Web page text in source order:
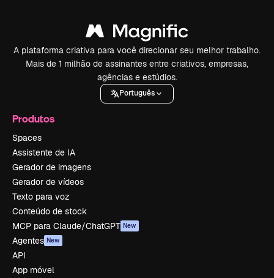
A plataforma criativa para você direcionar seu melhor trabalho.
Mais de 1 milhão de assinantes entre criativos, empresas,
agências e estúdios.
Português
Produtos
Spaces
Assistente de IA
Gerador de imagens
Gerador de vídeos
Texto para voz
Conteúdo de stock
MCP para Claude/ChatGPT New
Agentes New
API
App móvel